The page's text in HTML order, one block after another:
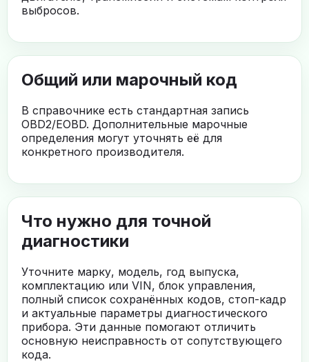
выбросов.
Общий или марочный код
В справочнике есть стандартная запись
OBD2/EOBD. Дополнительные марочные
определения могут уточнять её для
конкретного производителя.
Что нужно для точной
диагностики
Уточните марку, модель, год выпуска,
комплектацию или VIN, блок управления,
полный список сохранённых кодов, стоп-кадр
и актуальные параметры диагностического
прибора. Эти данные помогают отличить
основную неисправность от сопутствующего
кода.